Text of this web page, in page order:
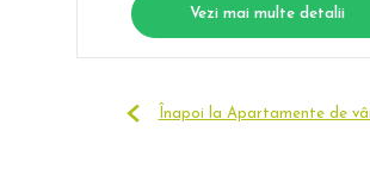
Vezi mai multe detalii
Înapoi la Apartamente de